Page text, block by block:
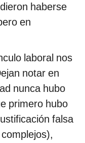
haberse
en
laboral nos
notar en
nunca hubo
primero hubo
falsa